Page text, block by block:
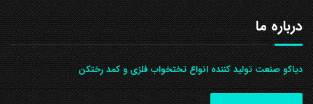
درباره ما
دیاکو صنعت تولید کننده انواع تختخواب فلزی و کمد رختکن